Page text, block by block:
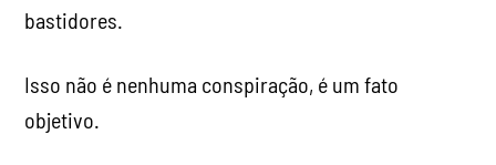
bastidores.
Isso não é nenhuma conspiração, é um fato
objetivo.